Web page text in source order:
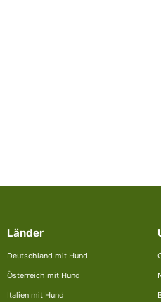
Länder
Deutschland mit Hund
Österreich mit Hund
Italien mit Hund